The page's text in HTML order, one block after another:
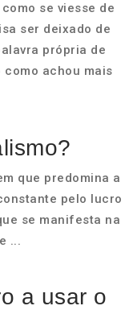
se viesse de
ser deixado de
própria de
como achou mais
que predomina a
pelo lucro
se manifesta na
...
a usar o